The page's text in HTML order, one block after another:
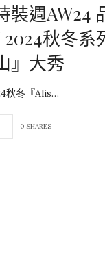
裝週AW24
2024秋冬系
』大秀
秋冬『Alis…
0 SHARES